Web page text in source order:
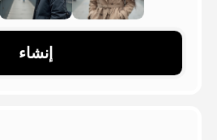
إنشاء